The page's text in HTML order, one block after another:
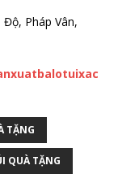
Độ, Pháp Vân,
TẶNG
QUÀ TẶNG